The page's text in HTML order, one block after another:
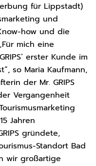
für Lippstadt)
und
how und die
mich eine
erster Kunde im
so Maria Kaufmann,
der Mr. GRIPS
Vergangenheit
Jahren
gründete,
Standort Bad
wir großartige